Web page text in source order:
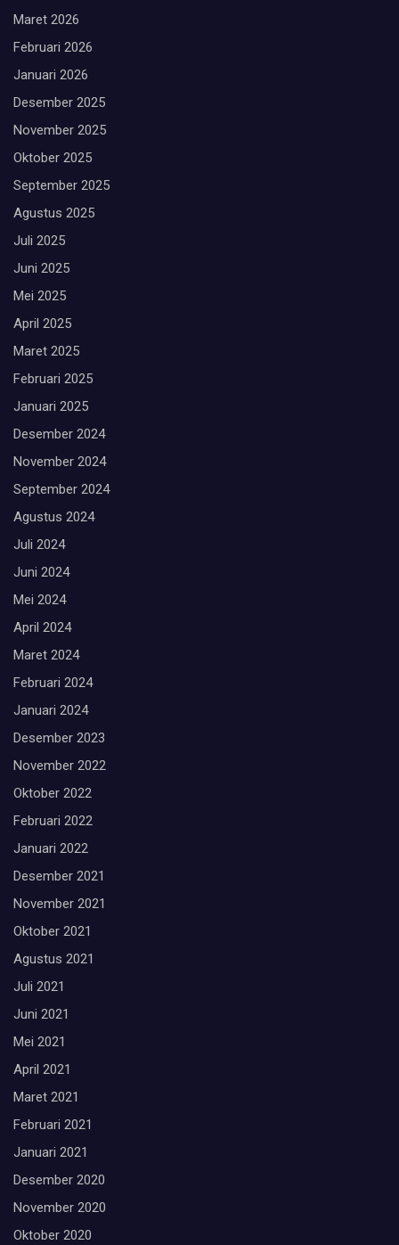
Maret 2026
Februari 2026
Januari 2026
Desember 2025
November 2025
Oktober 2025
September 2025
Agustus 2025
Juli 2025
Juni 2025
Mei 2025
April 2025
Maret 2025
Februari 2025
Januari 2025
Desember 2024
November 2024
September 2024
Agustus 2024
Juli 2024
Juni 2024
Mei 2024
April 2024
Maret 2024
Februari 2024
Januari 2024
Desember 2023
November 2022
Oktober 2022
Februari 2022
Januari 2022
Desember 2021
November 2021
Oktober 2021
Agustus 2021
Juli 2021
Juni 2021
Mei 2021
April 2021
Maret 2021
Februari 2021
Januari 2021
Desember 2020
November 2020
Oktober 2020